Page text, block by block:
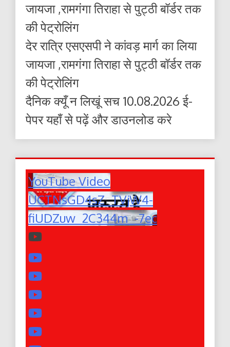
जायजा ,रामगंगा तिराहा से पुट्ठी बॉर्डर तक
की पेट्रोलिंग
देर रात्रि एसएसपी ने कांवड़ मार्ग का लिया
जायजा ,रामगंगा तिराहा से पुट्ठी बॉर्डर तक
की पेट्रोलिंग
दैनिक क्यूँ न लिखूं सच 10.08.2026 ई-
पेपर यहाँ से पढ़ें और डाउनलोड करे
YouTube Video
UCTNsGD4sZ_TVjW4-
fiUDZuw_2C344m_-7ec